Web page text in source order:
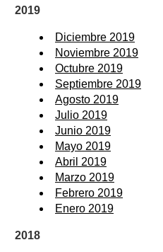
2019
Diciembre 2019
Noviembre 2019
Octubre 2019
Septiembre 2019
Agosto 2019
Julio 2019
Junio 2019
Mayo 2019
Abril 2019
Marzo 2019
Febrero 2019
Enero 2019
2018